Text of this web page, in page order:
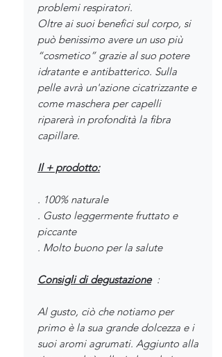
problemi respiratori.
Oltre ai suoi benefici sul corpo, si
può benissimo avere un uso più
“cosmetico” grazie al suo potere
idratante e antibatterico. Sulla
pelle avrà un'azione cicatrizzante e
come maschera per capelli
riparerà in profondità la fibra
capillare.
Il + prodotto:
. 100% naturale
. Gusto leggermente fruttato e
piccante
. Molto buono per la salute
Consigli di degustazione :
Al gusto, ciò che notiamo per
primo è la sua grande dolcezza e i
suoi aromi agrumati. Aggiunto alla